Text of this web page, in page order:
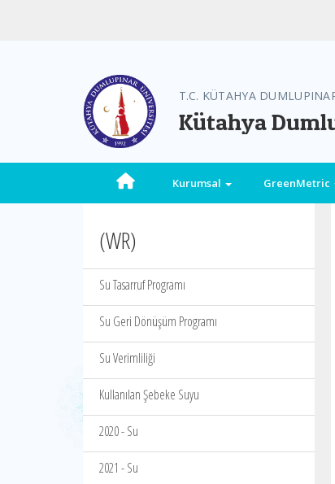
T.C. KÜTAHYA
Kütahya
Kurumsal GreenMetric
(WR)
Su Tasarruf Programı
Su Geri Dönüşüm Programı
Su Verimliliği
Kullanılan Şebeke Suyu
2020 - Su
2021 - Su